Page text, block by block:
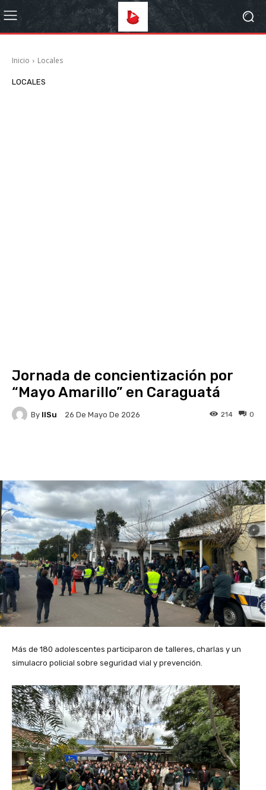
Inicio Locales
LOCALES
Jornada de concientización por
“Mayo Amarillo” en Caraguatá
By IlSu 26 De Mayo De 2026 0
214
Más de 180 adolescentes participaron de talleres, charlas y un
simulacro policial sobre seguridad vial y prevención.